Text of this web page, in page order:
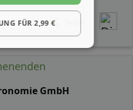
GmbH
FÜR 2,99 €